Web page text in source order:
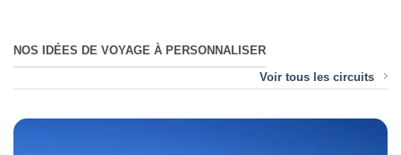
NOS IDÉES DE VOYAGE À PERSONNALISER
Voir tous les circuits